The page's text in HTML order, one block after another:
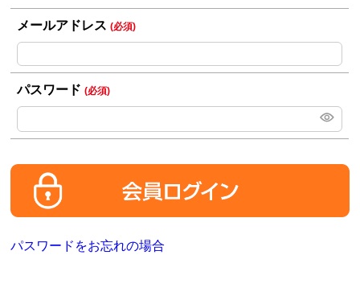
メールアドレス(必須)
パスワード(必須)
パスワードをお忘れの場合